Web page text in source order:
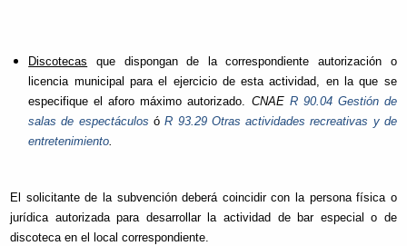
Discotecas que dispongan de la correspondiente autorización o
licencia municipal para el ejercicio de esta actividad, en la que se
especifique el aforo máximo autorizado. CNAE R 90.04 Gestión de
salas de espectáculos óR 93.29 Otras actividades recreativas y de
entretenimiento
El solicitante de la subvención deberá coincidir con la persona física o
jurídica autorizada para desarrollar la actividad de bar especial o de
discoteca en el local correspondiente.